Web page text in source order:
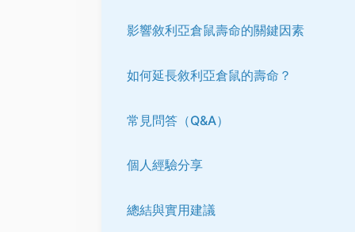
影響敘利亞倉鼠壽命的關鍵因素
如何延長敘利亞倉鼠的壽命？
常見問答（Q&A）
個人經驗分享
總結與實用建議